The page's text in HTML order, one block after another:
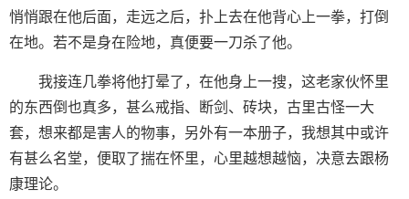
悄悄跟在他后面，走远之后，扑上去在他背心上一拳，打倒
在地。若不是身在险地，真便要一刀杀了他。
我接连几拳将他打晕了，在他身上一搜，这老家伙怀里
的东西倒也真多，甚么戒指、断剑、砖块，古里古怪一大
套，想来都是害人的物事，另外有一本册子，我想其中或许
有甚么名堂，便取了揣在怀里，心里越想越恼，决意去跟杨
康理论。